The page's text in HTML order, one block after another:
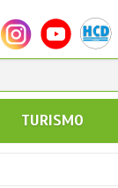
TURISMO